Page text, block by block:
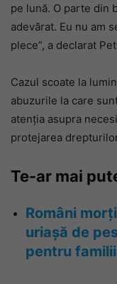
pe lună. O parte din
adevărat. Eu nu am
plece”, a declarat
Cazul scoate la
abuzurile la care
atenția asupra
protejarea
Te-ar mai
Români
uriașă de
pentru familii